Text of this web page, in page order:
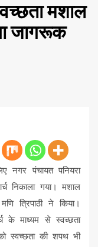
मशाल
जागरूक
नगर पंचायत पनियरा
निकाला गया। मशाल
त्रिपाठी ने किया।
के माध्यम से स्वच्छता
स्वच्छता की शपथ भी